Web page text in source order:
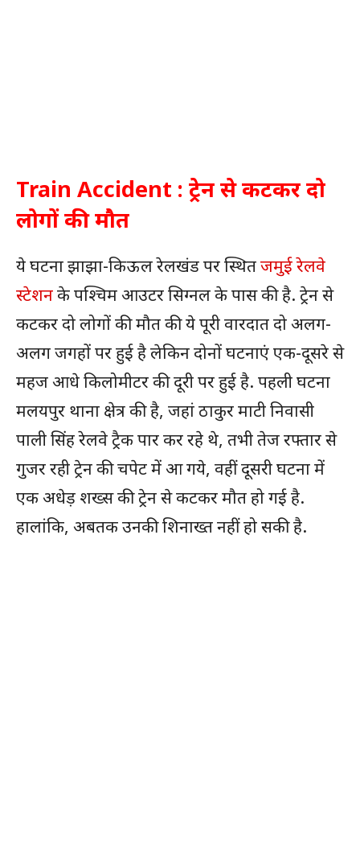
Train Accident : ट्रेन से कटकर दो
लोगों की मौत
ये घटना झाझा-किऊल रेलखंड पर स्थितजमुई रेलवे
स्टेशनके पश्चिम आउटर सिग्नल के पास की है. ट्रेन से
कटकर दो लोगों की मौत की ये पूरी वारदात दो अलग-
अलग जगहों पर हुई है लेकिन दोनों घटनाएं एक-दूसरे से
महज आधे किलोमीटर की दूरी पर हुई है. पहली घटना
मलयपुर थाना क्षेत्र की है, जहां ठाकुर माटी निवासी
पाली सिंह रेलवे ट्रैक पार कर रहे थे, तभी तेज रफ्तार से
गुजर रही ट्रेन की चपेट में आ गये, वहीं दूसरी घटना में
एक अधेड़ शख्स की ट्रेन से कटकर मौत हो गई है.
हालांकि, अबतक उनकी शिनाख्त नहीं हो सकी है.